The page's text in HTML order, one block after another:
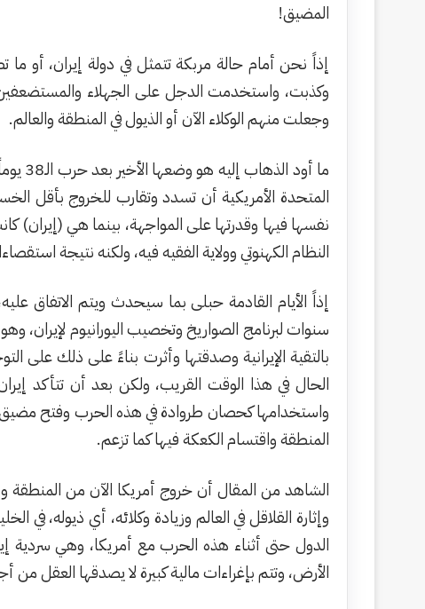
المضيق!
إذاً نحن أمام حالة مربكة تتمثل في دولة إيران، أو
وكذبت، واستخدمت الدجل على الجهلاء
وجعلت منهم الوكلاء الآن أو الذيول في المنطقة والعالم.
ما
المتحدة الأمريكية أن تسدد وتقارب للخروج بأقل
النظام الكهنوتي وولاية الفقيه فيه، ولكنه نتيجة
إذاً الأيام القادمة حبلى بما سيحدث ويتم الاتفاق
سنوات لبرنامج الصواريخ وتخصيب اليورانيوم
بالتقية الإيرانية وصدقتها وأثرت بناءً على ذلك على
الحال في هذا الوقت القريب، ولكن بعد أن تتأكد
واستخدامها كحصان طروادة في هذه الحرب وفتح مضيق
المنطقة واقتسام الكعكة فيها كما تزعم.
الشاهد من المقال أن خروج أمريكا الآن من المنطقة
وإثارة القلاقل في العالم وزيادة وكلائه، أي ذيوله،
الدول حتى أثناء هذه الحرب مع أمريكا، وهي سردية
الأرض، وتتم بإغراءات مالية كبيرة لا يصدقها العقل من